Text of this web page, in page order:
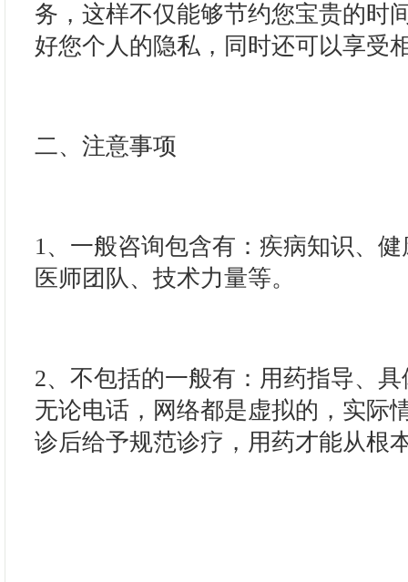
务，这样不仅能够节约您宝贵的时
好您个人的隐私，同时还可以享受
二、注意事项
1、一般咨询包含有：疾病知识、
医师团队、技术力量等。
2、不包括的一般有：用药指导、
无论电话，网络都是虚拟的，实际
诊后给予规范诊疗，用药才能从根